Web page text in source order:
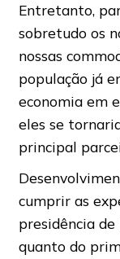
Entretanto,
sobretudo os
nossas
população já
economia em
eles se
principal
cumprir as
presidência de
quanto do